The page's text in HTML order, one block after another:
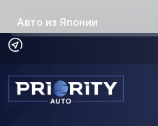
Авто из Японии